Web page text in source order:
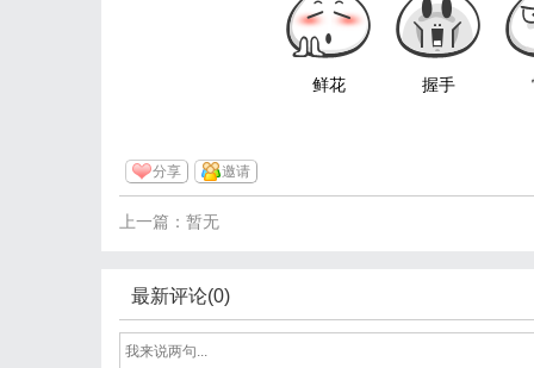
鲜花 握手
分享 邀请
上一篇：暂无
最新评论(0)